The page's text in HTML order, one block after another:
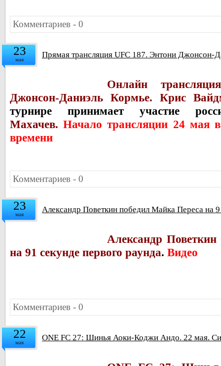
Комментариев - 0
23
мая Прямая трансляция UFC 187. Энтони
Онлайн
Джонсон-Даниэль Кормье. Крис
турнире принимает участие
Махачев.Начало трансляции 24 мая
времени
Комментариев - 0
23
мая Александр Поветкин победил Майка Переса на
Александр
на 91 секунде первого раунда. Видео
Комментариев - 0
22
мая ONE FC 27: Шинья Аоки-Коджи Андо. 22 мая.